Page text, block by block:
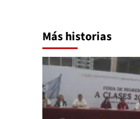
Más historias